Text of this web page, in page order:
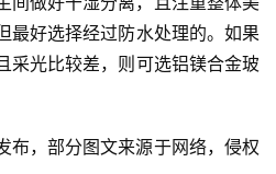
最好选择经过防水处理的。如果
采光比较差，则可选铝镁合金玻
布，部分图文来源于网络，侵权